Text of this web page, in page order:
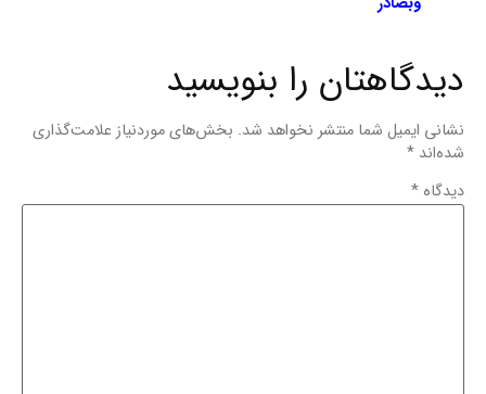
دیدگاهتان را بنویسید
نشانی ایمیل شما منتشر نخواهد شد. بخش‌های موردنیاز علامت‌گذاری
شده‌اند *
دیدگاه *